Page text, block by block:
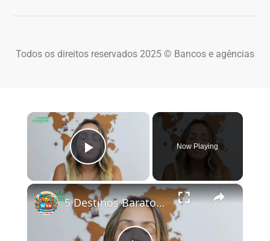
Todos os direitos reservados 2025 © Bancos e agências
×
Play Video
Now Playing
×
5 Destinos Baratos no Brasil Para Conhecer e Amar! 🇧🇷✨